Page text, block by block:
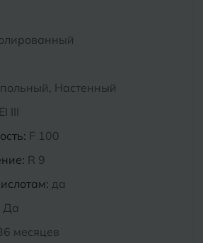
Настенный
III
F 100
R 9
да
Да
месяцев